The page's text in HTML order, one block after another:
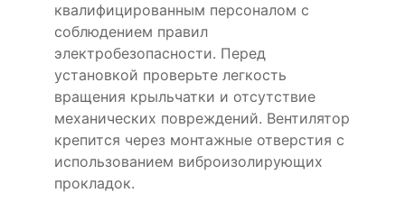
квалифицированным персоналом с
соблюдением правил
электробезопасности. Перед
установкой проверьте легкость
вращения крыльчатки и отсутствие
механических повреждений. Вентилятор
крепится через монтажные отверстия с
использованием виброизолирующих
прокладок.